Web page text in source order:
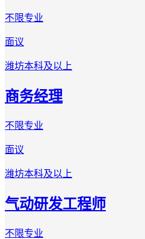
不限专业
面议
潍坊本科及以上
商务经理
不限专业
面议
潍坊本科及以上
气动研发工程师
不限专业